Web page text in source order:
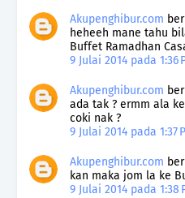
Akupenghibur.com
heheeh mane tahu
Buffet Ramadhan
9 Julai 2014 pada 1:36
Akupenghibur.com
ada tak ? ermm ala
coki nak ?
9 Julai 2014 pada 1:37
Akupenghibur.com
kan maka jom la ke
9 Julai 2014 pada 1:38